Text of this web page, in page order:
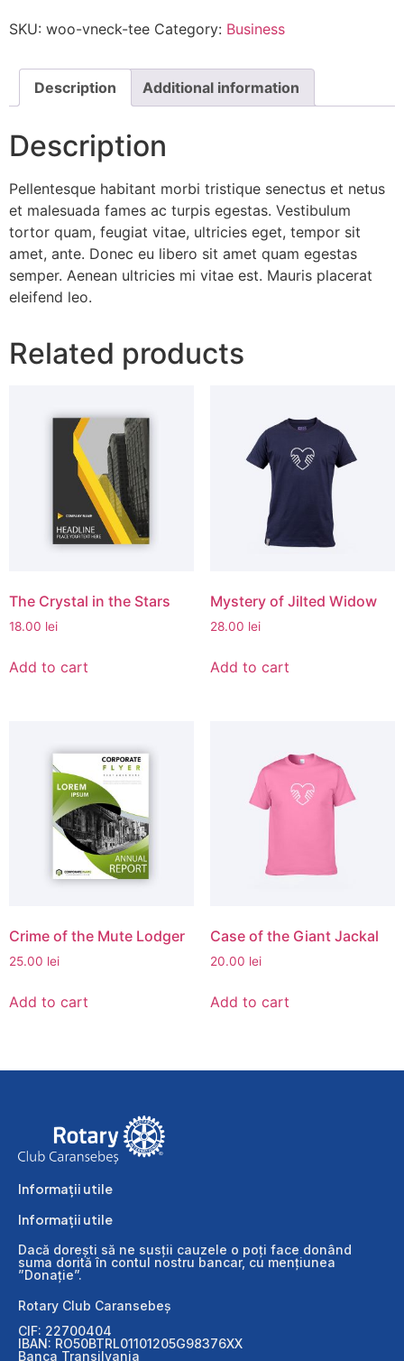
SKU: woo-vneck-tee Category: Business
Description Additional information
Description
Pellentesque habitant morbi tristique senectus et netus
et malesuada fames ac turpis egestas. Vestibulum
tortor quam, feugiat vitae, ultricies eget, tempor sit
amet, ante. Donec eu libero sit amet quam egestas
semper. Aenean ultricies mi vitae est. Mauris placerat
eleifend leo.
Related products
The Crystal in the Stars
18.00 lei
Add to cart
Mystery of Jilted Widow
28.00 lei
Add to cart
Crime of the Mute Lodger
25.00 lei
Add to cart
Case of the Giant Jackal
20.00 lei
Add to cart
Informații utile
Informații utile
Dacă dorești să ne susții cauzele o poți face donând
suma dorită în contul nostru bancar, cu mențiunea
”Donație”.
Rotary Club Caransebeș
CIF: 22700404
IBAN: RO50BTRL01101205G98376XX
Banca Transilvania